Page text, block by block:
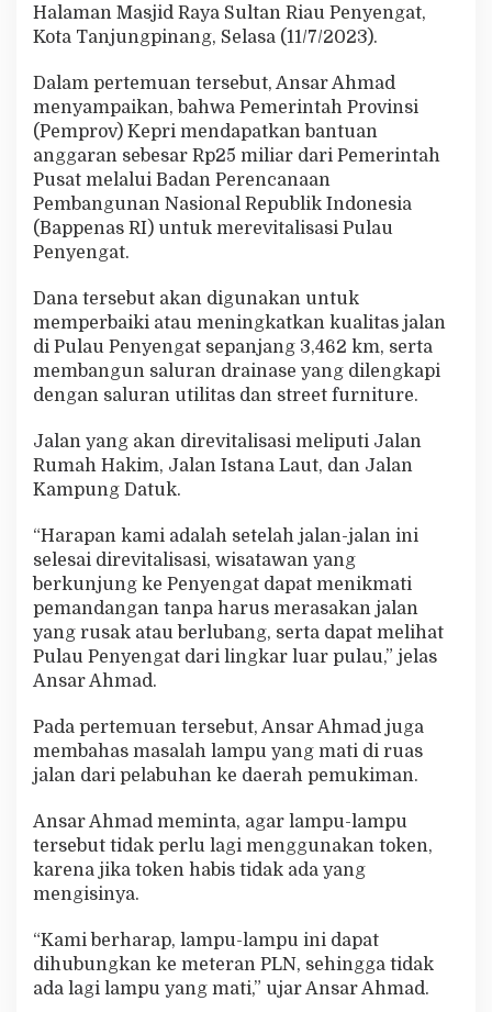
n
y
g
a
t
T
a
h
u
n
3
Halaman Masjid Raya Sultan Riau Penyengat,
Kota Tanjungpinang, Selasa (11/7/2023).
Dalam pertemuan tersebut, Ansar Ahmad
menyampaikan, bahwa Pemerintah Provinsi
(Pemprov) Kepri mendapatkan bantuan
anggaran sebesar Rp25 miliar dari Pemerintah
Pusat melalui Badan Perencanaan
Pembangunan Nasional Republik Indonesia
(Bappenas RI) untuk merevitalisasi Pulau
Penyengat.
Dana tersebut akan digunakan untuk
memperbaiki atau meningkatkan kualitas jalan
di Pulau Penyengat sepanjang 3,462 km, serta
membangun saluran drainase yang dilengkapi
dengan saluran utilitas dan street furniture.
Jalan yang akan direvitalisasi meliputi Jalan
Rumah Hakim, Jalan Istana Laut, dan Jalan
Kampung Datuk.
“Harapan kami adalah setelah jalan-jalan ini
selesai direvitalisasi, wisatawan yang
berkunjung ke Penyengat dapat menikmati
pemandangan tanpa harus merasakan jalan
yang rusak atau berlubang, serta dapat melihat
Pulau Penyengat dari lingkar luar pulau,” jelas
Ansar Ahmad.
Pada pertemuan tersebut, Ansar Ahmad juga
membahas masalah lampu yang mati di ruas
jalan dari pelabuhan ke daerah pemukiman.
Ansar Ahmad meminta, agar lampu-lampu
tersebut tidak perlu lagi menggunakan token,
karena jika token habis tidak ada yang
mengisinya.
“Kami berharap, lampu-lampu ini dapat
dihubungkan ke meteran PLN, sehingga tidak
ada lagi lampu yang mati,” ujar Ansar Ahmad.